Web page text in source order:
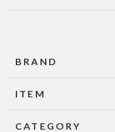
BRAND
ITEM
CATEGORY